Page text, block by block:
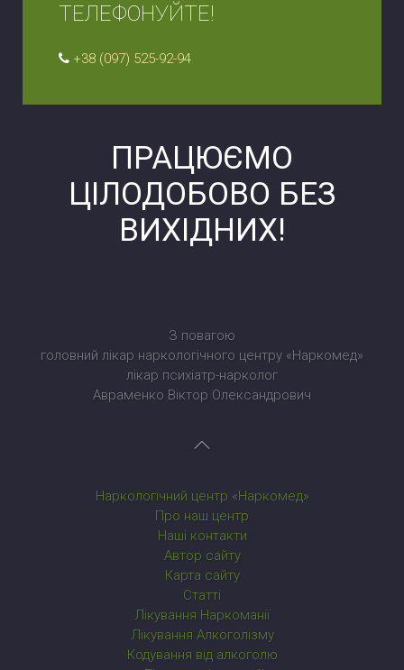
ТЕЛЕФОНУЙТЕ!
+38 (097) 525-92-94
ПРАЦЮЄМО
ЦІЛОДОБОВО БЕЗ
ВИХІДНИХ!
З повагою
головний лікар наркологічного центру «Наркомед»
лікар психіатр-нарколог
Авраменко Віктор Олександрович
Наркологічний центр «Наркомед»
Про наш центр
Наші контакти
Автор сайту
Карта сайту
Статті
Лікування Наркоманії
Лікування Алкоголізму
Кодування від алкоголю